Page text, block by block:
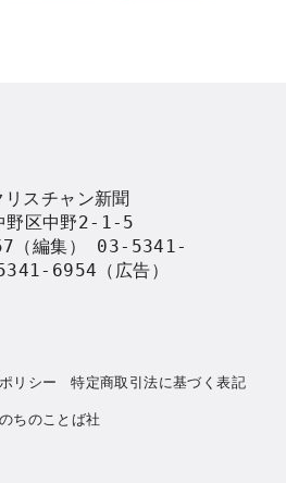
スチャン新聞
区中野2-1-5
（編集） 03-5341-
6954（広告）
リシー
特定商取引法に基づく表記
ちのことば社